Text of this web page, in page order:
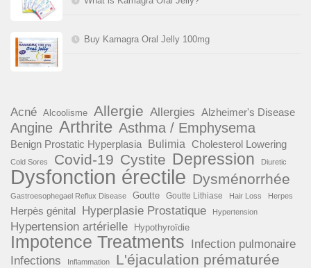
Buy Kamagra Oral Jelly 100mg
Acné Alcoolisme Allergie Allergies Alzheimer's Disease
Angine Arthrite Asthma / Emphysema
Benign Prostatic Hyperplasia Bulimia Cholesterol Lowering
Cold Sores Covid-19 Cystite Depression Diuretic
Dysfonction érectile Dysménorrhée
Gastroesophegael Reflux Disease Goutte Goutte Lithiase Hair Loss Herpes
Herpès génital Hyperplasie Prostatique Hypertension
Hypertension artérielle Hypothyroïdie
Impotence Treatments Infection pulmonaire
Infections
Inflammation L'éjaculation prématurée